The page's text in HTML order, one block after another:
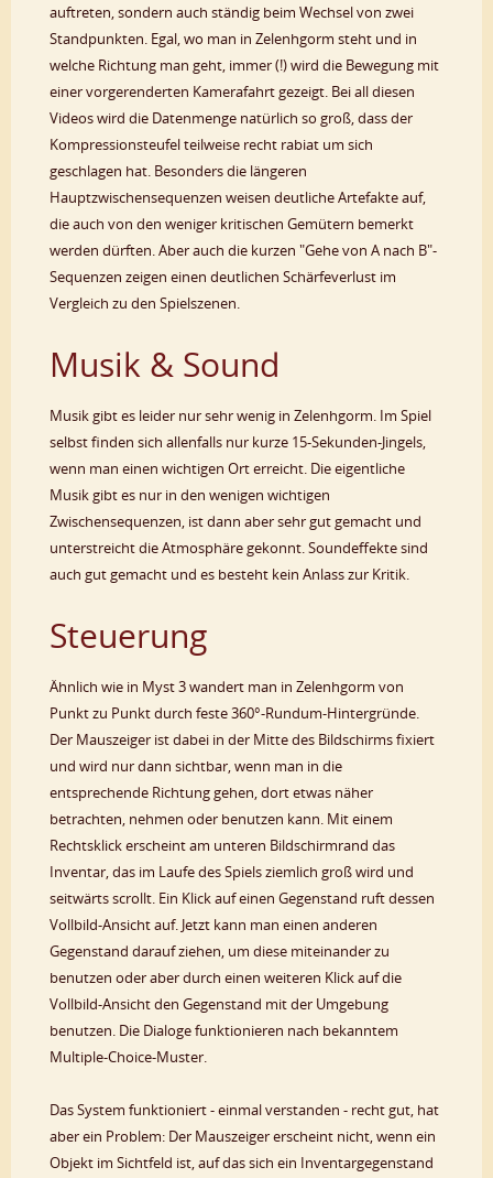
auftreten, sondern auch ständig beim Wechsel von zwei
Standpunkten. Egal, wo man in Zelenhgorm steht und in
welche Richtung man geht, immer (!) wird die Bewegung mit
einer vorgerenderten Kamerafahrt gezeigt. Bei all diesen
Videos wird die Datenmenge natürlich so groß, dass der
Kompressionsteufel teilweise recht rabiat um sich
geschlagen hat. Besonders die längeren
Hauptzwischensequenzen weisen deutliche Artefakte auf,
die auch von den weniger kritischen Gemütern bemerkt
werden dürften. Aber auch die kurzen "Gehe von A nach B"-
Sequenzen zeigen einen deutlichen Schärfeverlust im
Vergleich zu den Spielszenen.
Musik & Sound
Musik gibt es leider nur sehr wenig in Zelenhgorm. Im Spiel
selbst finden sich allenfalls nur kurze 15-Sekunden-Jingels,
wenn man einen wichtigen Ort erreicht. Die eigentliche
Musik gibt es nur in den wenigen wichtigen
Zwischensequenzen, ist dann aber sehr gut gemacht und
unterstreicht die Atmosphäre gekonnt. Soundeffekte sind
auch gut gemacht und es besteht kein Anlass zur Kritik.
Steuerung
Ähnlich wie in Myst 3 wandert man in Zelenhgorm von
Punkt zu Punkt durch feste 360°-Rundum-Hintergründe.
Der Mauszeiger ist dabei in der Mitte des Bildschirms fixiert
und wird nur dann sichtbar, wenn man in die
entsprechende Richtung gehen, dort etwas näher
betrachten, nehmen oder benutzen kann. Mit einem
Rechtsklick erscheint am unteren Bildschirmrand das
Inventar, das im Laufe des Spiels ziemlich groß wird und
seitwärts scrollt. Ein Klick auf einen Gegenstand ruft dessen
Vollbild-Ansicht auf. Jetzt kann man einen anderen
Gegenstand darauf ziehen, um diese miteinander zu
benutzen oder aber durch einen weiteren Klick auf die
Vollbild-Ansicht den Gegenstand mit der Umgebung
benutzen. Die Dialoge funktionieren nach bekanntem
Multiple-Choice-Muster.
Das System funktioniert - einmal verstanden - recht gut, hat
aber ein Problem: Der Mauszeiger erscheint nicht, wenn ein
Objekt im Sichtfeld ist, auf das sich ein Inventargegenstand